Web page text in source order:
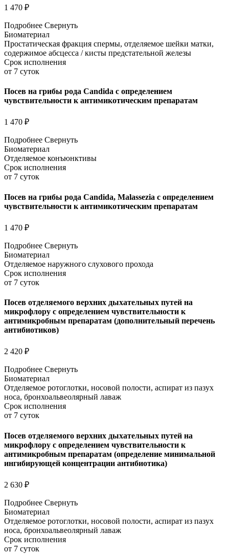
1 470 ₽
Подробнее Свернуть
Биоматериал
Простатическая фракция спермы, отделяемое шейки матки,
содержимое абсцесса / кисты предстательной железы
Срок исполнения
от 7 суток
Посев на грибы рода Candida с определением
чувствительности к антимикотическим препаратам
1 470 ₽
Подробнее Свернуть
Биоматериал
Отделяемое конъюнктивы
Срок исполнения
от 7 суток
Посев на грибы рода Candida, Malassezia с определением
чувствительности к антимикотическим препаратам
1 470 ₽
Подробнее Свернуть
Биоматериал
Отделяемое наружного слухового прохода
Срок исполнения
от 7 суток
Посев отделяемого верхних дыхательных путей на
микрофлору с определением чувствительности к
антимикробным препаратам (дополнительный перечень
антибиотиков)
2 420 ₽
Подробнее Свернуть
Биоматериал
Отделяемое ротоглотки, носовой полости, аспират из пазух
носа, бронхоальвеолярный лаваж
Срок исполнения
от 7 суток
Посев отделяемого верхних дыхательных путей на
микрофлору с определением чувствительности к
антимикробным препаратам (определение минимальной
ингибирующей концентрации антибиотика)
2 630 ₽
Подробнее Свернуть
Биоматериал
Отделяемое ротоглотки, носовой полости, аспират из пазух
носа, бронхоальвеолярный лаваж
Срок исполнения
от 7 суток